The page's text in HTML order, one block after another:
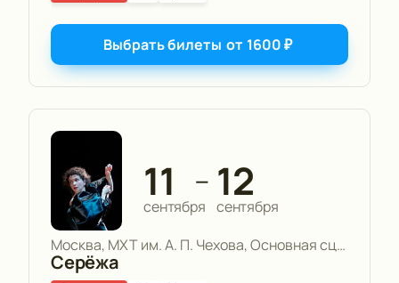
Выбрать билеты от 1600₽
11
сентября
— 12
сентября
Москва, МХТ им. А. П. Чехова, Основная сцена
Серёжа